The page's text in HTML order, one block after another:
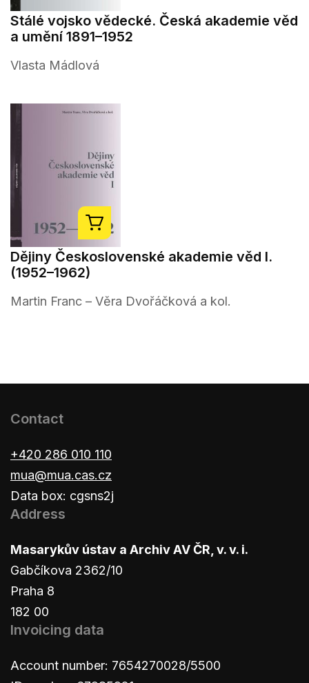
Stálé vojsko vědecké. Česká akademie věd
a umění 1891–1952
Vlasta Mádlová
Dějiny Československé akademie věd I.
(1952–1962)
Martin Franc – Věra Dvořáčková a kol.
Contact
+420 286 010 110
mua@mua.cas.cz
Data box: cgsns2j
Address
Masarykův ústav a Archiv AV ČR, v. v. i.
Gabčíkova 2362/10
Praha 8
182 00
Invoicing data
Account number: 7654270028/5500